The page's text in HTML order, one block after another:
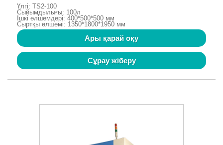
Үлгі: TS2-100
Сыйымдылығы: 100л
Ішкі өлшемдері: 400*500*500 мм
Сыртқы өлшемі: 1350*1800*1950 мм
Ары қарай оқу
Сұрау жіберу